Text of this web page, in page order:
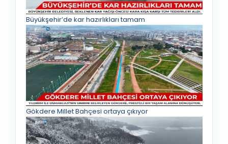
Büyükşehir’de kar hazırlıkları tamam
Gökdere Millet Bahçesi ortaya çıkıyor